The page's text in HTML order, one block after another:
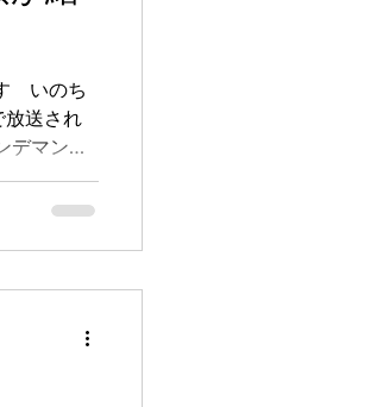
いのち
放送され
デマンド
ご視